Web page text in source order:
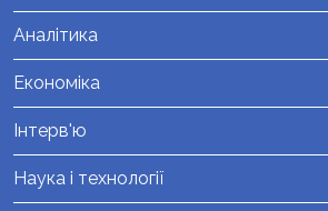
Аналітика
Економіка
Інтерв'ю
Наука і технології